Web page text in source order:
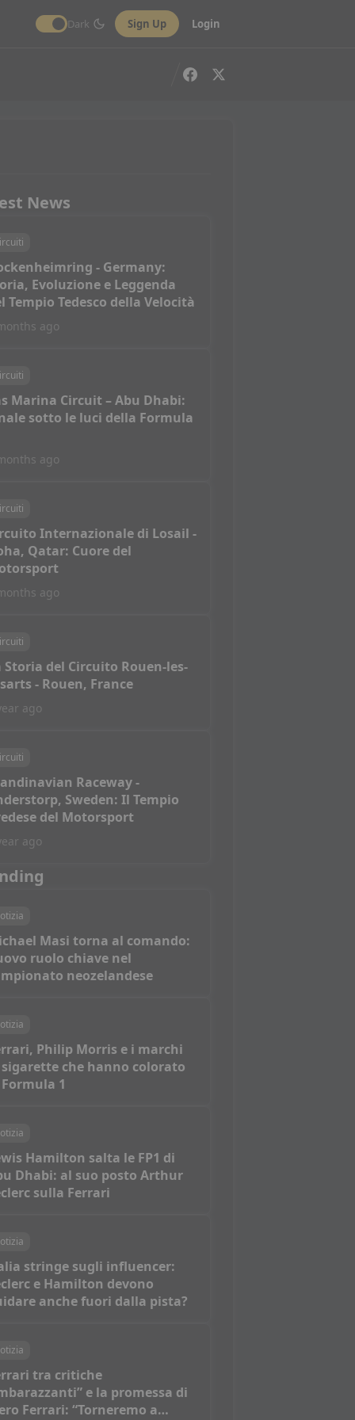
Dark Sign Up Login
News
- Germany:
Evoluzione e Leggenda
Tempio Tedesco della Velocità
ago
Marina Circuit – Abu Dhabi:
sotto le luci della Formula
ago
Internazionale di Losail -
Qatar: Cuore del
ago
Storia del Circuito Rouen-les-
- Rouen, France
ago
Raceway -
Sweden: Il Tempio
del Motorsport
ago
Masi torna al comando:
ruolo chiave nel
neozelandese
Philip Morris e i marchi
che hanno colorato
1
Hamilton salta le FP1 di
Dhabi: al suo posto Arthur
sulla Ferrari
stringe sugli influencer:
e Hamilton devono
anche fuori dalla pista?
tra critiche
e la promessa di
Ferrari: “Torneremo a